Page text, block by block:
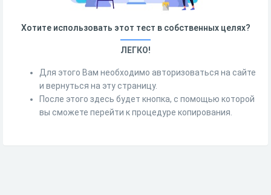
Хотите использовать этот тест в собственных целях?
ЛЕГКО!
Для этого Вам необходимо авторизоваться на сайте
и вернуться на эту страницу.
После этого здесь будет кнопка, с помощью которой
вы сможете перейти к процедуре копирования.